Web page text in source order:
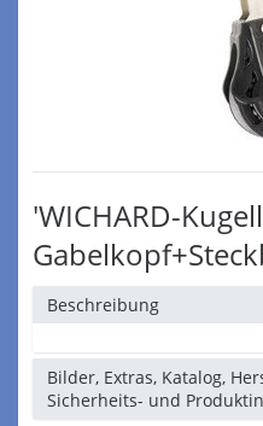
'WICHARD-
Beschreibung
Bilder, Extras, Katalog,
Sicherheits- und